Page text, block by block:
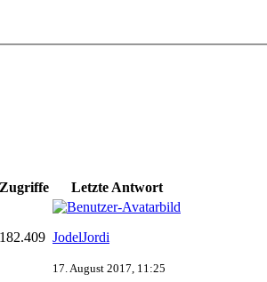
Zugriffe Letzte Antwort
182.409 JodelJordi
17. August 2017, 11:25